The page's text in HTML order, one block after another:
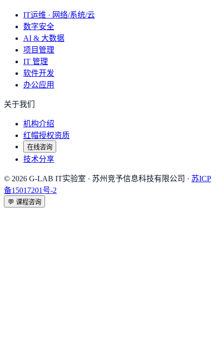
IT运维 · 网络/系统/云
数字安全
AI & 大数据
项目管理
IT 管理
软件开发
办公应用
关于我们
机构介绍
红帽授权资质
在线咨询
技术分享
© 2026 G-LAB IT实验室 · 苏州竞予信息科技有限公司 · 苏ICP
备15017201号-2
💬 课程咨询